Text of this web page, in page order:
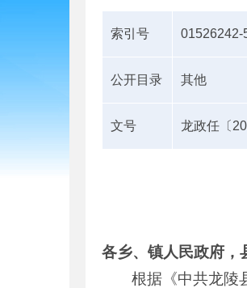
索引号 01526242-
公开目录 其他
文号 龙政任〔
各乡、镇人民政府，
根据《中共龙陵